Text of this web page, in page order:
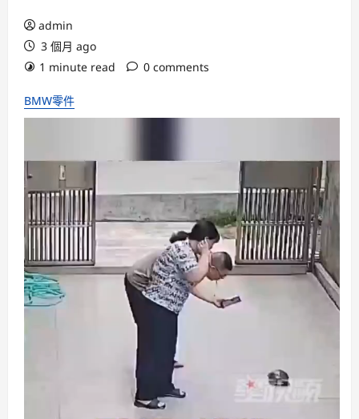
admin
3 個月 ago
1 minute read
0 comments
BMW零件